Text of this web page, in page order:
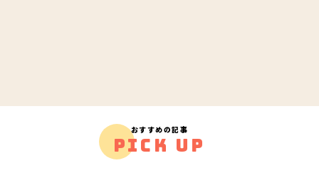
おすすめの記事
PICK UP